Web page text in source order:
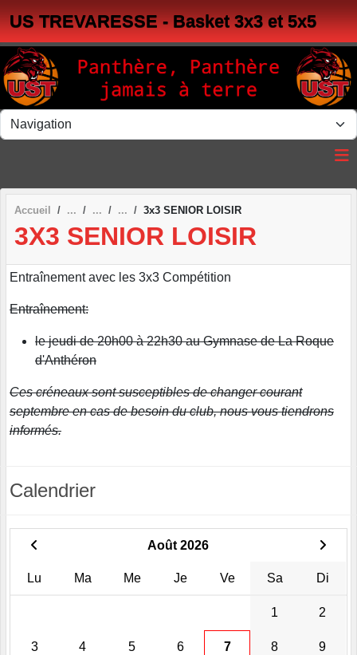
US TREVARESSE - Basket 3x3 et 5x5
Accueil 3x3 SENIOR LOISIR
3X3 SENIOR LOISIR
Entraînement avec les 3x3 Compétition
Entraînement:
le jeudi de 20h00 à 22h30 au Gymnase de La Roque
d'Anthéron
Ces créneaux sont susceptibles de changer courant
septembre en cas de besoin du club, nous vous tiendrons
informés.
Calendrier
Août 2026
Lu Ma Me Je Ve Sa Di
1 2
3 4 5 6 7 8 9